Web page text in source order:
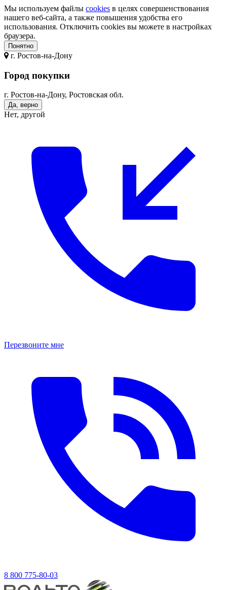
Мы используем файлы cookies в целях совершенствования
нашего веб-сайта, а также повышения удобства его
использования. Отключить cookies вы можете в настройках
браузера.
Понятно
г. Ростов-на-Дону
Город покупки
г. Ростов-на-Дону, Ростовская обл.
Да, верно
Нет, другой
Перезвоните мне
8 800 775-80-03